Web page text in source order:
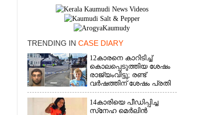
TRENDING IN CASE DIARY
12കാരനെ കാറിടിച്ച്
കൊലപ്പെടുത്തിയ ശേഷം
രാജ്യംവിട്ടു; രണ്ട്
വർഷത്തിന് ശേഷം പ്രതി
പിടിയിൽ
14കാരിയെ പീഡിപ്പിച്ച
സ്‌നേഹ മെർലിൻ
×